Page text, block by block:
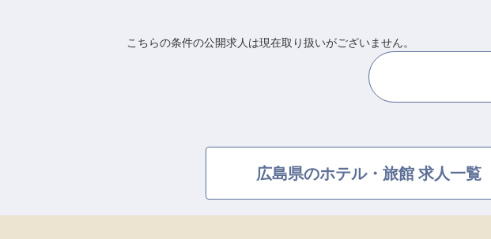
こちらの条件の公開求人は現在取り扱いがございません。
広島県のホテル・旅館 求人一覧